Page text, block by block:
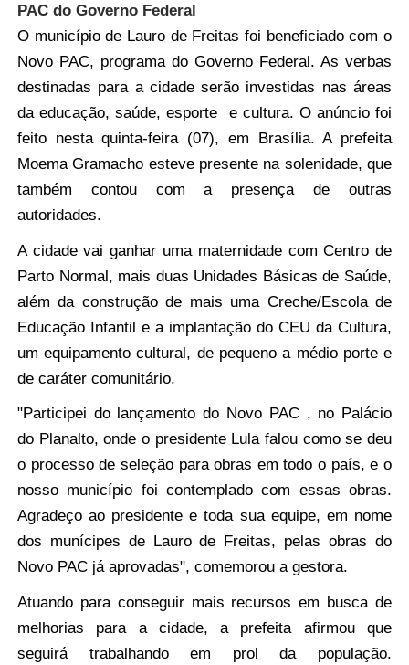
PAC do Governo Federal
O município de Lauro de Freitas foi beneficiado com o
Novo PAC, programa do Governo Federal. As verbas
destinadas para a cidade serão investidas nas áreas
da educação, saúde, esporte e cultura. O anúncio foi
feito nesta quinta-feira (07), em Brasília. A prefeita
Moema Gramacho esteve presente na solenidade, que
também contou com a presença de outras
autoridades.
A cidade vai ganhar uma maternidade com Centro de
Parto Normal, mais duas Unidades Básicas de Saúde,
além da construção de mais uma Creche/Escola de
Educação Infantil e a implantação do CEU da Cultura,
um equipamento cultural, de pequeno a médio porte e
de caráter comunitário.
"Participei do lançamento do Novo PAC , no Palácio
do Planalto, onde o presidente Lula falou como se deu
o processo de seleção para obras em todo o país, e o
nosso município foi contemplado com essas obras.
Agradeço ao presidente e toda sua equipe, em nome
dos munícipes de Lauro de Freitas, pelas obras do
Novo PAC já aprovadas", comemorou a gestora.
Atuando para conseguir mais recursos em busca de
melhorias para a cidade, a prefeita afirmou que
seguirá trabalhando em prol da população.